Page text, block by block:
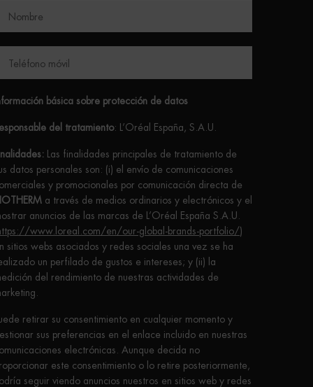
Nombre
Teléfono móvil
básica sobre protección de datos
del tratamiento: L’Oréal España, S.A.U.
Las finalidades principales de tratamiento de
datos personales son: (i) el envío de comunicaciones
y promocionales por comunicación directa de
a través de medios ordinarios y electrónicos y el
anuncios de las marcas de L’Oréal España S.A.U.
www.loreal.com/en/our-global-brands-portfolio/)
sitios webs asociados y redes sociales una vez se ha
un perfilado de gustos e intereses; y (ii) la
del rendimiento de nuestras actividades de
retirar su consentimiento en cualquier momento y
sus preferencias en el enlace incluido en nuestras
electrónicas. Aunque decida no
este consentimiento o lo retire posteriormente,
seguir viendo anuncios nuestros en sitios web y redes